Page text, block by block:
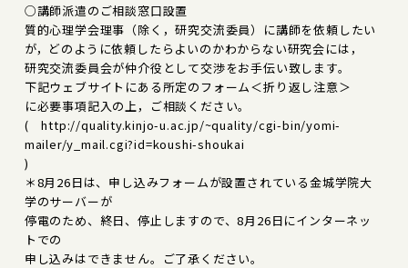
○講師派遣のご相談窓口設置
質的心理学会理事（除く，研究交流委員）に講師を依頼したい
が，どのように依頼したらよいのかわからない研究会には，
研究交流委員会が仲介役として交渉をお手伝い致します。
下記ウェブサイトにある所定のフォーム＜折り返し注意＞
に必要事項記入の上，ご相談ください。
( http://quality.kinjo-u.ac.jp/~quality/cgi-bin/yomi-
mailer/y_mail.cgi?id=koushi-shoukai
)
＊8月26日は、申し込みフォームが設置されている金城学院大
学のサーバーが
停電のため、終日、停止しますので、8月26日にインターネッ
トでの
申し込みはできません。ご了承ください。